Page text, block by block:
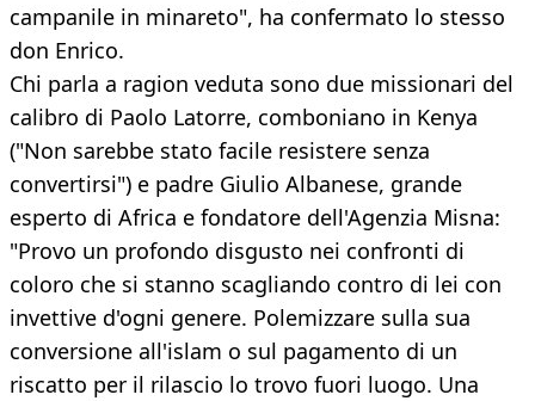
campanile in minareto", ha confermato lo stesso
don Enrico.
Chi parla a ragion veduta sono due missionari del
calibro di Paolo Latorre, comboniano in Kenya
("Non sarebbe stato facile resistere senza
convertirsi") e padre Giulio Albanese, grande
esperto di Africa e fondatore dell'Agenzia Misna:
"Provo un profondo disgusto nei confronti di
coloro che si stanno scagliando contro di lei con
invettive d'ogni genere. Polemizzare sulla sua
conversione all'islam o sul pagamento di un
riscatto per il rilascio lo trovo fuori luogo. Una